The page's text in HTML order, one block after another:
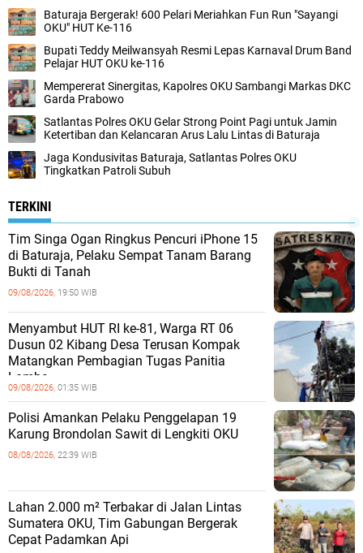
Baturaja Bergerak! 600 Pelari Meriahkan Fun Run "Sayangi
OKU" HUT Ke-116
Bupati Teddy Meilwansyah Resmi Lepas Karnaval Drum Band
Pelajar HUT OKU ke-116
Mempererat Sinergitas, Kapolres OKU Sambangi Markas DKC
Garda Prabowo
Satlantas Polres OKU Gelar Strong Point Pagi untuk Jamin
Ketertiban dan Kelancaran Arus Lalu Lintas di Baturaja
Jaga Kondusivitas Baturaja, Satlantas Polres OKU
Tingkatkan Patroli Subuh
TERKINI
Tim Singa Ogan Ringkus Pencuri iPhone 15
di Baturaja, Pelaku Sempat Tanam Barang
Bukti di Tanah
09/08/2026, 19:50 WIB
Menyambut HUT RI ke-81, Warga RT 06
Dusun 02 Kibang Desa Terusan Kompak
Matangkan Pembagian Tugas Panitia
Lomba
09/08/2026, 01:35 WIB
Polisi Amankan Pelaku Penggelapan 19
Karung Brondolan Sawit di Lengkiti OKU
08/08/2026, 22:39 WIB
Lahan 2.000 m² Terbakar di Jalan Lintas
Sumatera OKU, Tim Gabungan Bergerak
Cepat Padamkan Api